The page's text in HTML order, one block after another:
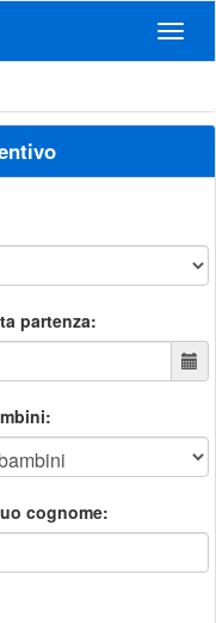
partenza:
cognome: